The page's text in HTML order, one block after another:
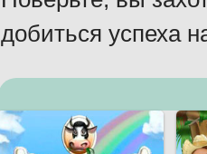
добиться успеха